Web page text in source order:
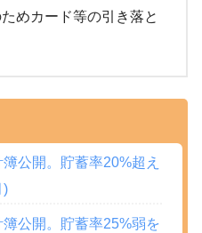
めカード等の引き落と
公開。貯蓄率20%超え
)
公開。貯蓄率25%弱を